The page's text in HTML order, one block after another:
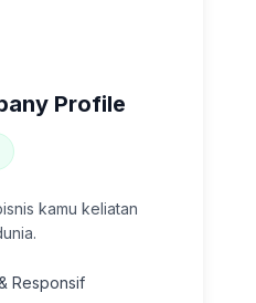
Profile
kamu keliatan
Responsif